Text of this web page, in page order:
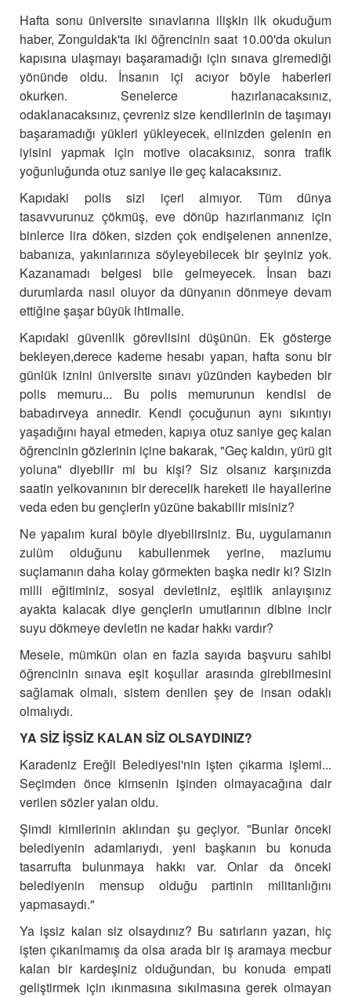
Hafta sonu üniversite sınavlarına ilişkin ilk okuduğum
haber, Zonguldak'ta iki öğrencinin saat 10.00'da okulun
kapısına ulaşmayı başaramadığı için sınava giremediği
yönünde oldu.
İnsanın içi acıyor böyle haberleri
okurken. Senelerce hazırlanacaksınız,
odaklanacaksınız, çevreniz size kendilerinin de taşımayı
başaramadığı yükleri yükleyecek, elinizden gelenin en
iyisini yapmak için motive olacaksınız, sonra trafik
yoğunluğunda otuz saniye ile geç kalacaksınız.
Kapıdaki polis sizi içeri almıyor. Tüm dünya
tasavvurunuz çökmüş, eve dönüp hazırlanmanız için
binlerce lira döken, sizden çok endişelenen annenize,
babanıza, yakınlarınıza söyleyebilecek bir şeyiniz yok.
Kazanamadı belgesi bile gelmeyecek.
İnsan bazı
durumlarda nasıl oluyor da dünyanın dönmeye devam
ettiğine şaşar büyük ihtimalle.
Kapıdaki güvenlik görevlisini düşünün. Ek gösterge
bekleyen,derece kademe hesabı yapan, hafta sonu bir
günlük iznini üniversite sınavı yüzünden kaybeden bir
polis memuru...
Bu polis memurunun kendisi de
babadırveya annedir. Kendi çocuğunun aynı sıkıntıyı
yaşadığını hayal etmeden, kapıya otuz saniye geç kalan
öğrencinin gözlerinin içine bakarak, "Geç kaldın, yürü git
yoluna" diyebilir mi bu kişi? Siz olsanız karşınızda
saatin yelkovanının bir derecelik hareketi ile hayallerine
veda eden bu gençlerin yüzüne bakabilir misiniz?
Ne yapalım kural böyle diyebilirsiniz. Bu, uygulamanın
zulüm olduğunu kabullenmek yerine, mazlumu
suçlamanın daha kolay görmekten başka nedir ki? Sizin
milli eğitiminiz, sosyal devletiniz, eşitlik anlayışınız
ayakta kalacak diye gençlerin umutlarının dibine incir
suyu dökmeye devletin ne kadar hakkı vardır?
Mesele, mümkün olan en fazla sayıda başvuru sahibi
öğrencinin sınava eşit koşullar arasında girebilmesini
sağlamak olmalı, sistem denilen şey de insan odaklı
olmalıydı.
YA SİZ İŞSİZ KALAN SİZ OLSAYDINIZ?
Karadeniz Ereğli Belediyesi'nin işten çıkarma işlemi...
Seçimden önce kimsenin işinden olmayacağına dair
verilen sözler yalan oldu.
Şimdi kimilerinin aklından şu geçiyor. "Bunlar önceki
belediyenin adamlarıydı, yeni başkanın bu konuda
tasarrufta bulunmaya hakkı var. Onlar da önceki
belediyenin mensup olduğu partinin militanlığını
yapmasaydı."
Ya işsiz kalan siz olsaydınız? Bu satırların yazarı, hiç
işten çıkarılmamış da olsa arada bir iş aramaya mecbur
kalan bir kardeşiniz olduğundan, bu konuda empati
geliştirmek için ıkınmasına sıkılmasına gerek olmayan